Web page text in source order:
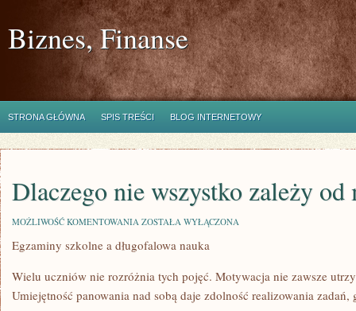
Biznes, Finanse
STRONA GŁÓWNA SPIS TREŚCI BLOG INTERNETOWY
Dlaczego nie wszystko zależy
MOŻLIWOŚĆ KOMENTOWANIA DLACZEGO
WSZYSTKO
MOTYWACJI
ZOSTAŁA WYŁĄCZONA
Egzaminy szkolne a długofalowa nauka
Wielu uczniów nie rozróżnia tych pojęć. Motywacja nie zawsze
Umiejętność panowania nad sobą daje zdolność realizowania